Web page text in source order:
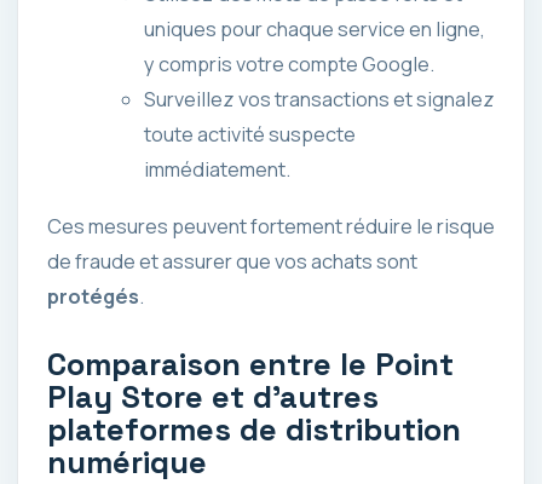
uniques pour chaque service en ligne,
y compris votre compte Google.
Surveillez vos transactions et signalez
toute activité suspecte
immédiatement.
Ces mesures peuvent fortement réduire le risque
de fraude et assurer que vos achats sont
protégés.
Comparaison entre le Point
Play Store et d’autres
plateformes de distribution
numérique